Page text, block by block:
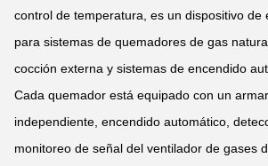
control de temperatura, es un dispositivo de
para sistemas de quemadores de gas
cocción externa y sistemas de encendido
Cada quemador está equipado con un
independiente, encendido automático,
monitoreo de señal del ventilador de gases